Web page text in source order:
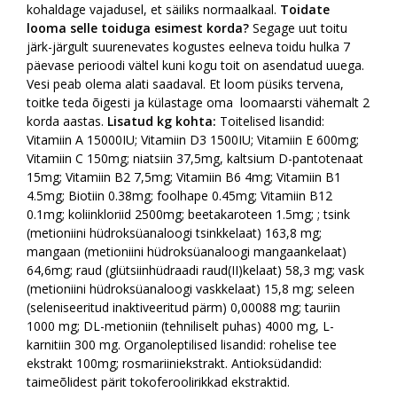
kohaldage vajadusel, et säiliks normaalkaal. Toidate
looma selle toiduga esimest korda? Segage uut toitu
järk-järgult suurenevates kogustes eelneva toidu hulka 7
päevase perioodi vältel kuni kogu toit on asendatud uuega.
Vesi peab olema alati saadaval. Et loom püsiks tervena,
toitke teda õigesti ja külastage oma loomaarsti vähemalt 2
korda aastas. Lisatud kg kohta: Toitelised lisandid:
Vitamiin A 15000IU; Vitamiin D3 1500IU; Vitamiin E 600mg;
Vitamiin C 150mg; niatsiin 37,5mg, kaltsium D-pantotenaat
15mg; Vitamiin B2 7,5mg; Vitamiin B6 4mg; Vitamiin B1
4.5mg; Biotiin 0.38mg; foolhape 0.45mg; Vitamiin B12
0.1mg; koliinkloriid 2500mg; beetakaroteen 1.5mg; ; tsink
(metioniini hüdroksüanaloogi tsinkkelaat) 163,8 mg;
mangaan (metioniini hüdroksüanaloogi mangaankelaat)
64,6mg; raud (glütsiinhüdraadi raud(II)kelaat) 58,3 mg; vask
(metioniini hüdroksüanaloogi vaskkelaat) 15,8 mg; seleen
(seleniseeritud inaktiveeritud pärm) 0,00088 mg; tauriin
1000 mg; DL-metioniin (tehniliselt puhas) 4000 mg, L-
karnitiin 300 mg. Organoleptilised lisandid: rohelise tee
ekstrakt 100mg; rosmariiniekstrakt. Antioksüdandid:
taimeõlidest pärit tokoferoolirikkad ekstraktid.